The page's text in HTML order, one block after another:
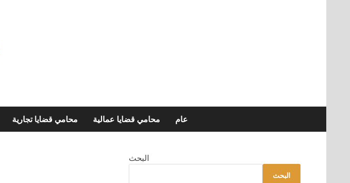
محامي قضايا تجارية محامي قضايا عمالية عام
البحث
البحث